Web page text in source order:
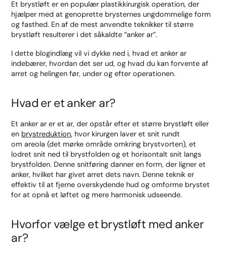
Et brystløft er en populær plastikkirurgisk operation, der
hjælper med at genoprette brysternes ungdommelige form
og fasthed. En af de mest anvendte teknikker til større
brystløft resulterer i det såkaldte “anker ar”.
I dette blogindlæg vil vi dykke ned i, hvad et anker ar
indebærer, hvordan det ser ud, og hvad du kan forvente af
arret og helingen før, under og efter operationen.
Hvad er et anker ar?
Et anker ar er et ar, der opstår efter et større brystløft eller
en brystreduktion, hvor kirurgen laver et snit rundt
om areola (det mørke område omkring brystvorten), et
lodret snit ned til brystfolden og et horisontalt snit langs
brystfolden. Denne snitføring danner en form, der ligner et
anker, hvilket har givet arret dets navn. Denne teknik er
effektiv til at fjerne overskydende hud og omforme brystet
for at opnå et løftet og mere harmonisk udseende.
Hvorfor vælge et brystløft med anker
ar?